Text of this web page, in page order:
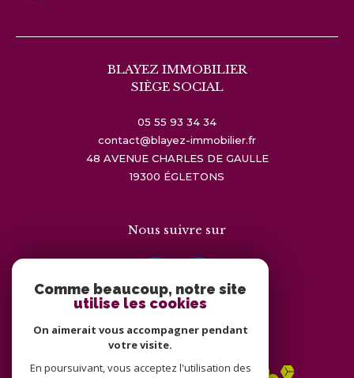
BLAYEZ IMMOBILIER
SIÈGE SOCIAL
05 55 93 34 34
contact@blayez-immobilier.fr
48 AVENUE CHARLES DE GAULLE
19300
ÉGLETONS
Nous suivre sur
Adhérents
Comme beaucoup, notre site
utilise les cookies
On aimerait vous accompagner pendant
votre visite.
En poursuivant, vous acceptez l'utilisation des